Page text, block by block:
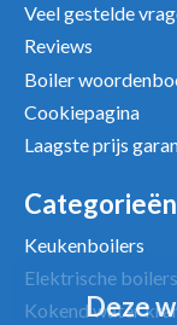
Veel gestelde
Reviews
Boiler
Cookiepagina
Laagste prijs
Categorieën
Keukenboilers
Elektrische boilers
Kokend water
Deze